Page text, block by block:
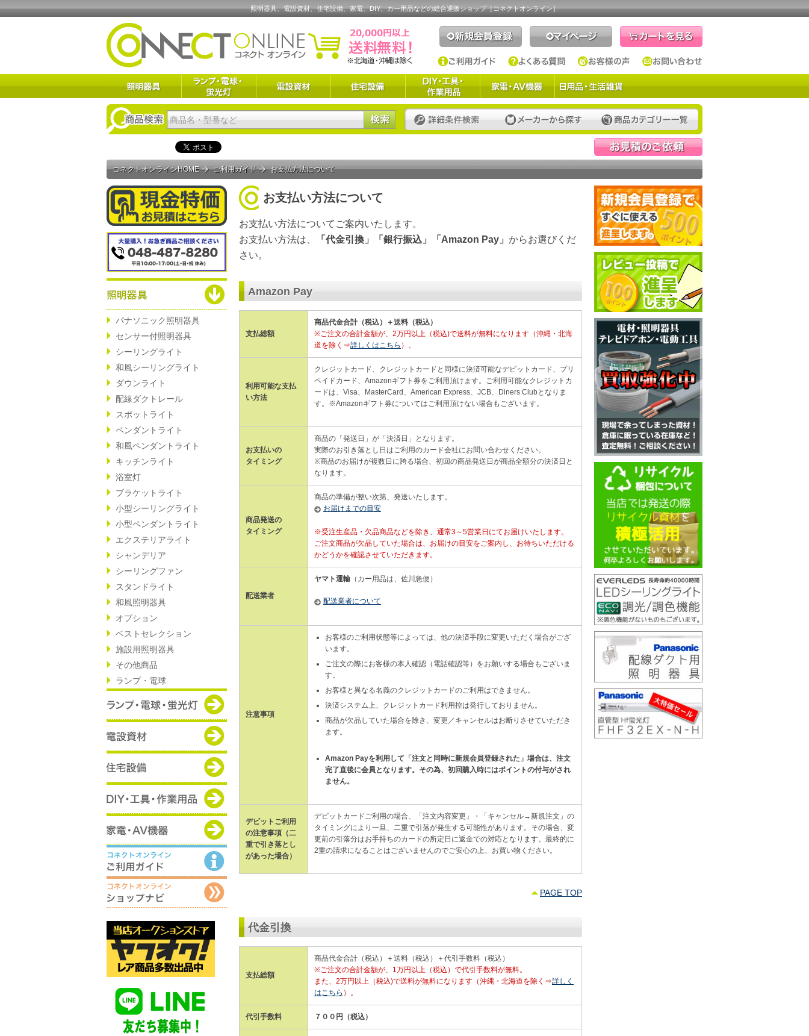
照明器具、電設資材、住宅設備、家電、DIY、カー用品などの総合通販ショップ［コネクトオンライン］
パナソニック照明器具
センサー付照明器具
シーリングライト
和風シーリングライト
ダウンライト
配線ダクトレール
スポットライト
ペンダントライト
和風ペンダントライト
キッチンライト
浴室灯
ブラケットライト
小型シーリングライト
小型ペンダントライト
エクステリアライト
シャンデリア
シーリングファン
スタンドライト
和風照明器具
オプション
ベストセレクション
施設用照明器具
その他商品
ランプ・電球
コネクトオンラインHOME ご利用ガイド お支払方法について
お支払い方法について
お支払い方法についてご案内いたします。
お支払い方法は、
「代金引換」 「銀行振込」 「Amazon Pay」 からお選びくだ
さい。
Amazon Pay
支払総額
商品代金合計（税込）＋送料（税込）
※ご注文の合計金額が、2万円以上（税込)で送料が無料になります（沖縄・北海
道を除く⇒詳しくはこちら ）。
利用可能な支払
い方法
クレジットカード、クレジットカードと同様に決済可能なデビットカード、プリ
ペイドカード、Amazonギフト券をご利用頂けます。ご利用可能なクレジットカ
ードは、Visa、MasterCard、American Express、JCB、Diners Clubとなりま
す。※Amazonギフト券についてはご利用頂けない場合もございます。
お支払いの
タイミング
商品の「発送日」が「決済日」となります。
実際のお引き落とし日はご利用のカード会社にお問い合わせください。
※商品のお届けが複数日に跨る場合、初回の商品発送日が商品全額分の決済日と
なります。
商品発送の
タイミング
商品の準備が整い次第、発送いたします。
お届けまでの目安
※受注生産品・欠品商品などを除き、通常3～5営業日にてお届けいたします。
ご注文商品が欠品していた場合は、お届けの目安をご案内し、お待ちいただける
かどうかを確認させていただきます。
配送業者
ヤマト運輸 （カー用品は、佐川急便）
配送業者について
注意事項
お客様のご利用状態等によっては、他の決済手段に変更いただく場合がござ
います。
ご注文の際にお客様の本人確認（電話確認等）をお願いする場合もございま
す。
お客様と異なる名義のクレジットカードのご利用はできません。
決済システム上、クレジットカード利用控は発行しておりません。
商品が欠品していた場合を除き、変更／キャンセルはお断りさせていただき
ます。
Amazon Payを利用して「注文と同時に新規会員登録された」場合は、注文
完了直後に会員となります。その為、初回購入時にはポイントの付与がされ
ません。
デビットご利用
の注意事項（二
重で引き落とし
があった場合）
デビットカードご利用の場合、「注文内容変更」・「キャンセル→新規注文」の
タイミングにより一旦、二重で引落が発生する可能性があります。その場合、変
更前の引落分はお手持ちのカードの所定日に返金での対応となります。最終的に
2重の請求になることはございませんのでご安心の上、お買い物ください。
PAGE TOP
代金引換
支払総額
商品代金合計（税込）＋送料（税込）＋代引手数料（税込）
※ご注文の合計金額が、1万円以上（税込）で代引手数料が無料。
また、2万円以上（税込)で送料が無料になります（沖縄・北海道を除く⇒詳しく
はこちら ）。
代引手数料 ７００円（税込）